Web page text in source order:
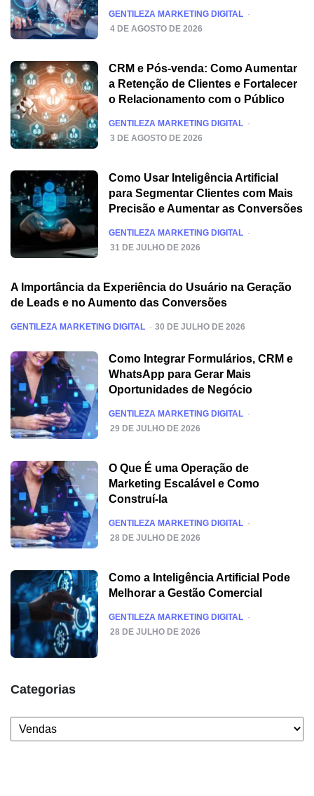
POSTED
GENTILEZA MARKETING DIGITAL
4 DE AGOSTO DE 2026
CRM e Pós-venda: Como Aumentar
a Retenção de Clientes e Fortalecer
o Relacionamento com o Público
POSTED
GENTILEZA MARKETING DIGITAL
3 DE AGOSTO DE 2026
Como Usar Inteligência Artificial
para Segmentar Clientes com Mais
Precisão e Aumentar as Conversões
POSTED
GENTILEZA MARKETING DIGITAL
31 DE JULHO DE 2026
A Importância da Experiência do Usuário na Geração
de Leads e no Aumento das Conversões
POSTED
GENTILEZA MARKETING DIGITAL 30 DE JULHO DE 2026
Como Integrar Formulários, CRM e
WhatsApp para Gerar Mais
Oportunidades de Negócio
POSTED
GENTILEZA MARKETING DIGITAL
29 DE JULHO DE 2026
O Que É uma Operação de
Marketing Escalável e Como
Construí-la
POSTED
GENTILEZA MARKETING DIGITAL
28 DE JULHO DE 2026
Como a Inteligência Artificial Pode
Melhorar a Gestão Comercial
POSTED
GENTILEZA MARKETING DIGITAL
28 DE JULHO DE 2026
Categorias